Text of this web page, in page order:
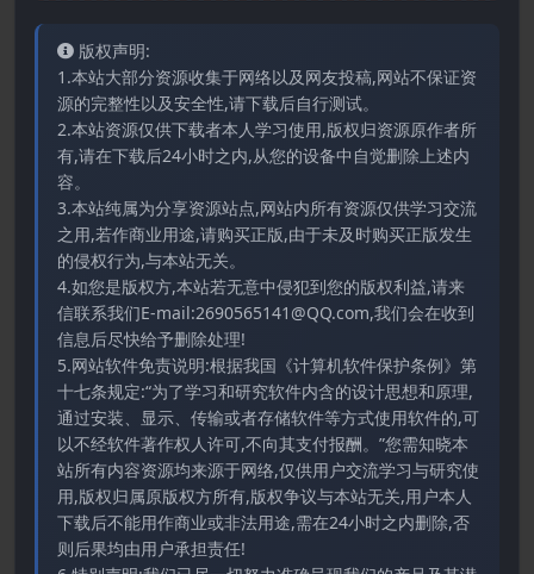
版权声明:
1.本站大部分资源收集于网络以及网友投稿,网站不保证资
源的完整性以及安全性,请下载后自行测试。
2.本站资源仅供下载者本人学习使用,版权归资源原作者所
有,请在下载后24小时之内,从您的设备中自觉删除上述内
容。
3.本站纯属为分享资源站点,网站内所有资源仅供学习交流
之用,若作商业用途,请购买正版,由于未及时购买正版发生
的侵权行为,与本站无关。
4.如您是版权方,本站若无意中侵犯到您的版权利益,请来
信联系我们E-mail:2690565141@QQ.com,我们会在收到
信息后尽快给予删除处理!
5.网站软件免责说明:根据我国《计算机软件保护条例》第
十七条规定:“为了学习和研究软件内含的设计思想和原理,
通过安装、显示、传输或者存储软件等方式使用软件的,可
以不经软件著作权人许可,不向其支付报酬。”您需知晓本
站所有内容资源均来源于网络,仅供用户交流学习与研究使
用,版权归属原版权方所有,版权争议与本站无关,用户本人
下载后不能用作商业或非法用途,需在24小时之内删除,否
则后果均由用户承担责任!